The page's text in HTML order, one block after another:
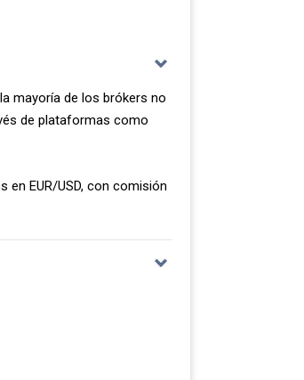
la cuenta Raw durante
de la industria por casi un
opción si haces
mayoría de los brókers no
de plataformas como
EUR/USD, con comisión